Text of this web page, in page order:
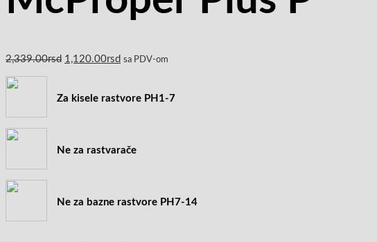
2,339.00rsd 1,120.00rsd sa PDV-om
Za kisele rastvore PH1-7
Ne za rastvarače
Ne za bazne rastvore PH7-14